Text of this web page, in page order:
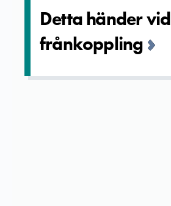
Detta händer vid
frånkoppli­ng